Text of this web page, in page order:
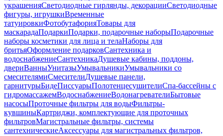
украшенияСветодиодные гирлянды, декорацииСветодиодные
фигуры, игрушкиВременные
татуировкиФотобутафорияТовары для
маскарадаПодаркиПодарки, подарочные наборыПодарочные
наборы косметики для лица и телаНаборы для
бритьяОформление подарковСантехника и
водоснабжениеСантехникаДушевые кабины, поддоны,
двериВанныУнитазыУмывальникиУмывальники со
смесителямиСмесителиДушевые панели,
гарнитурыБидеПиссуарыПолотенцесушителиСпа-бассейны с
гидромассажемВодоснабжениеВодонагревателиБытовые
насосыПроточные фильтры для водыФильтры-
кувшиныКартриджи, комплектующие для проточных
фильтровМагистральные фильтры, системы
сантехническиеАксессуары для магистральных фильтров,